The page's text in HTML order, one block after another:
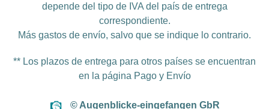
depende del tipo de IVA del país de entrega
correspondiente.
Más gastos de envío, salvo que se indique lo contrario.
** Los plazos de entrega para otros países se encuentran
en la página Pago y Envío
© Augenblicke-eingefangen GbR